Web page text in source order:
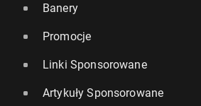
Banery
Promocje
Linki Sponsorowane
Artykuły Sponsorowane